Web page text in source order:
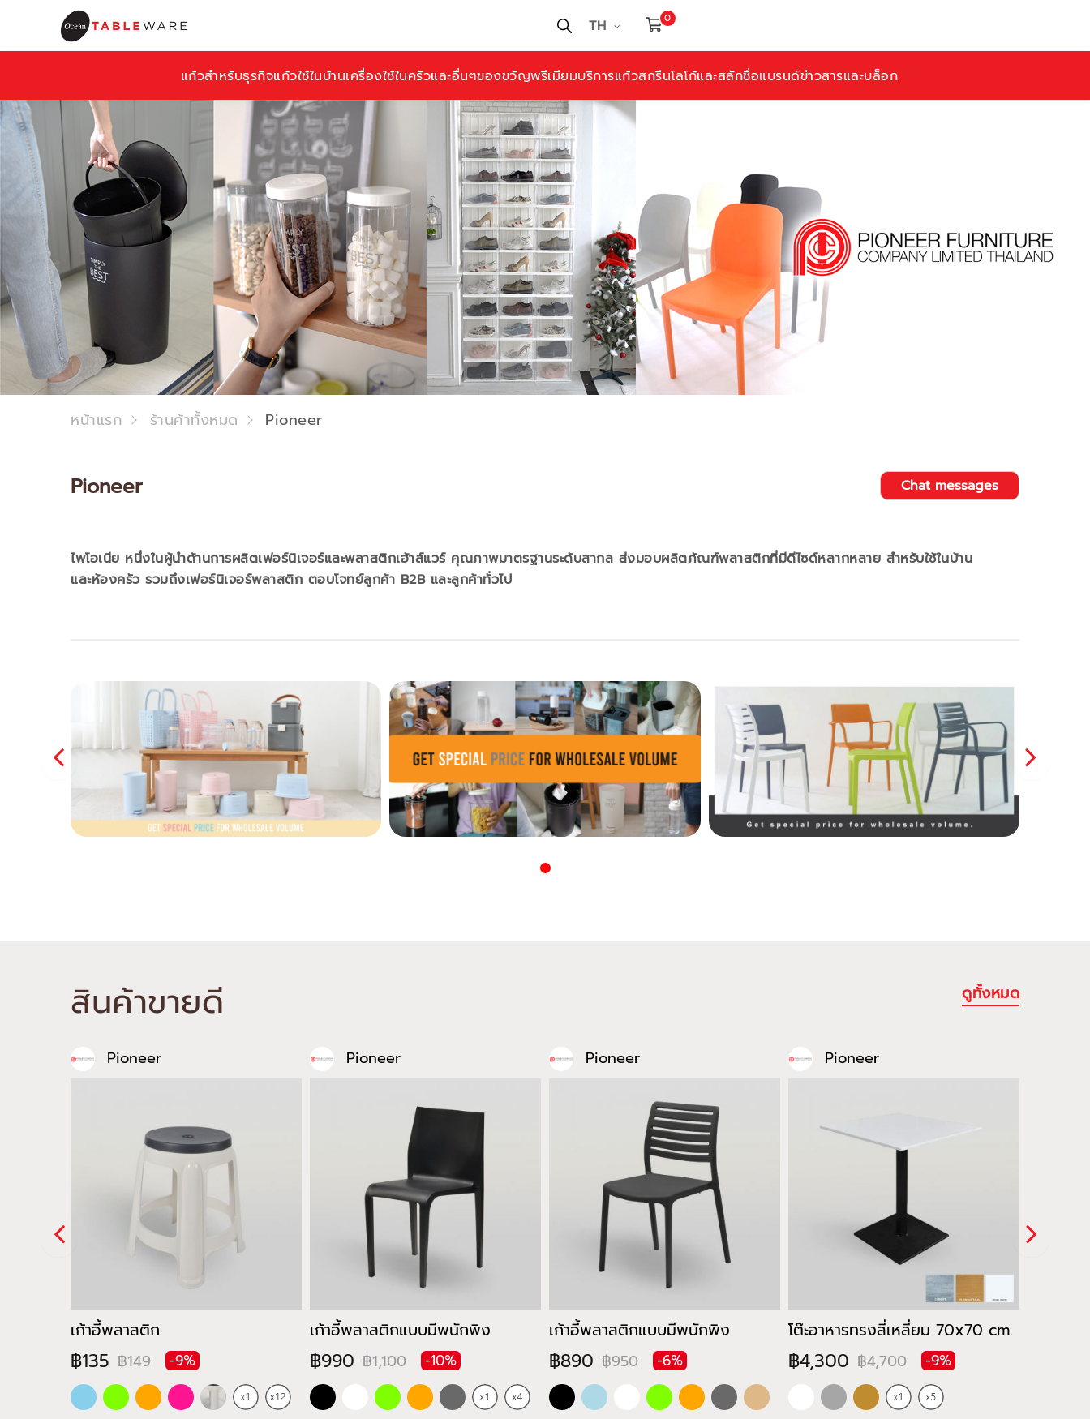
TH 0
แก้วสำหรับธุรกิจแก้วใช้ในบ้านเครื่องใช้ในครัวและอื่นๆของขวัญพรีเมียมบริการแก้วสกรีนโลโก้และสลักชื่อแบรนด์ข่าวสารและบล็อก
หน้าแรก ร้านค้าทั้งหมด Pioneer
Pioneer Chat messages
ไพโอเนีย หนึ่งในผู้นำด้านการผลิตเฟอร์นิเจอร์และพลาสติกเฮ้าส์แวร์ คุณภาพมาตรฐานระดับสากล ส่งมอบผลิตภัณฑ์พลาสติกที่มีดีไซด์หลากหลาย สำหรับใช้ในบ้าน
และห้องครัว รวมถึงเฟอร์นิเจอร์พลาสติก ตอบโจทย์ลูกค้า B2B และลูกค้าทั่วไป
สินค้าขายดี ดูทั้งหมด
Pioneer
เก้าอี้พลาสติก
฿135 ฿149 -9%
Pioneer
เก้าอี้พลาสติกแบบมีพนักพิง
฿990 ฿1,100 -10%
Pioneer
เก้าอี้พลาสติกแบบมีพนักพิง
฿890 ฿950 -6%
Pioneer
โต๊ะอาหารทรงสี่เหลี่ยม 70x70 cm.
฿4,300 ฿4,700 -9%